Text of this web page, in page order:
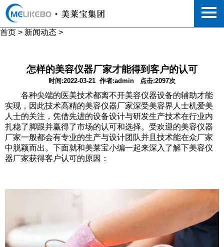
首页 > 新闻动态 >
怎样的美容仪器厂家才能得到客户的认可
时间:2022-03-21 作者:admin 点击:2097次
各种尖端的医美技术都离不开美容仪器设备的辅助才能
实现，因此技术高精的美容仪器厂家深受美容界人士机爱美
人士的关注，凭借先进的设备设计与研发生产技术在行业内
扎稳了脚跟并赢得了市场的认可和选择。受欢迎的美容仪器
厂家一般都会有专业的生产与设计团队并且技术能在众厂家
中脱颖而出。下面就和美莱宝小编一起来深入了解下美容仪
器厂家获得客户认可的原因：